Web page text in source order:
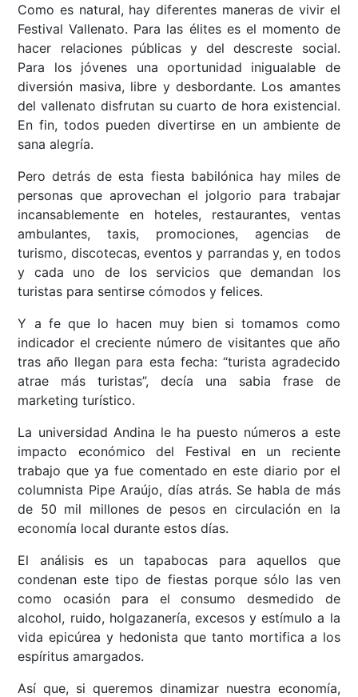
Como es natural, hay diferentes maneras de vivir el
Festival Vallenato. Para las élites es el momento de
hacer relaciones públicas y del descreste social.
Para los jóvenes una oportunidad inigualable de
diversión masiva, libre y desbordante. Los amantes
del vallenato disfrutan su cuarto de hora existencial.
En fin, todos pueden divertirse en un ambiente de
sana alegría.
Pero detrás de esta fiesta babilónica hay miles de
personas que aprovechan el jolgorio para trabajar
incansablemente en hoteles, restaurantes, ventas
ambulantes, taxis, promociones, agencias de
turismo, discotecas, eventos y parrandas y, en todos
y cada uno de los servicios que demandan los
turistas para sentirse cómodos y felices.
Y a fe que lo hacen muy bien si tomamos como
indicador el creciente número de visitantes que año
tras año llegan para esta fecha: “turista agradecido
atrae más turistas”, decía una sabia frase de
marketing turístico.
La universidad Andina le ha puesto números a este
impacto económico del Festival en un reciente
trabajo que ya fue comentado en este diario por el
columnista Pipe Araújo, días atrás. Se habla de más
de 50 mil millones de pesos en circulación en la
economía local durante estos días.
El análisis es un tapabocas para aquellos que
condenan este tipo de fiestas porque sólo las ven
como ocasión para el consumo desmedido de
alcohol, ruido, holgazanería, excesos y estímulo a la
vida epicúrea y hedonista que tanto mortifica a los
espíritus amargados.
Así que, si queremos dinamizar nuestra economía,